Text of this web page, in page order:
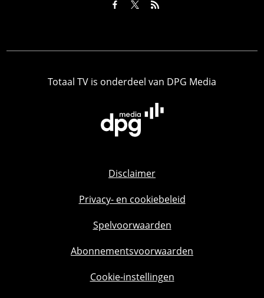
Totaal TV is onderdeel van DPG Media
Disclaimer
Privacy- en cookiebeleid
Spelvoorwaarden
Abonnementsvoorwaarden
Cookie-instellingen